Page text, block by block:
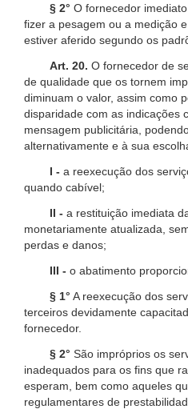
§ 2° O fornecedor
fizer a pesagem ou a medição
estiver aferido segundo os
Art. 20. O fornecedor de
de qualidade que os tornem
diminuam o valor, assim como
disparidade com as indicações
mensagem publicitária,
alternativamente e à sua
I - a reexecução dos
quando cabível;
II - a restituição imediata
monetariamente atualizada,
perdas e danos;
III - o abatimento
§ 1° A reexecução dos
terceiros devidamente
fornecedor.
§ 2° São impróprios os
inadequados para os fins que
esperam, bem como aqueles
regulamentares de